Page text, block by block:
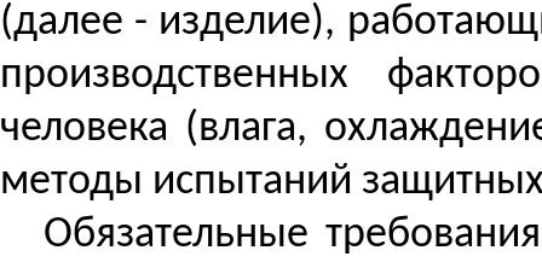
(далее - изделие),
производственных
человека (влага,
методы испытаний
Обязательные